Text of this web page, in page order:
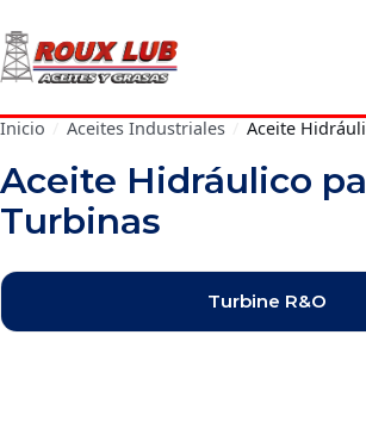
Inicio Aceites Industriales Aceite
Aceite Hidráulico
Turbinas
Turbine R&O